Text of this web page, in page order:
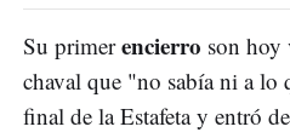
Su primerencierro son hoy
chaval que "no sabía ni a lo
final de la Estafeta y entró